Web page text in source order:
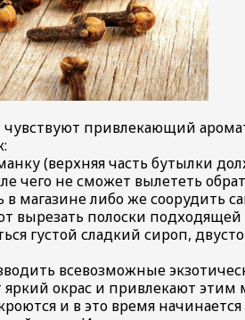
привлекающий
(верхняя часть бутылки
чего не сможет вылететь
либо же соорудить
вырезать полоски
густой сладкий сироп,
всевозможные
окрас и привлекают этим
и в это время